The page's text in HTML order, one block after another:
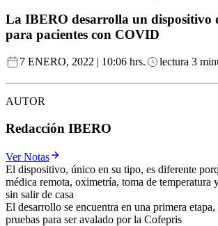
La IBERO desarrolla un dispositivo
para pacientes con COVID
7 ENERO, 2022 | 10:06 hrs. lectura 3
AUTOR
Redacción IBERO
Ver Notas
El dispositivo, único en su tipo, es diferente
médica remota, oximetría, toma de temperatura
sin salir de casa
El desarrollo se encuentra en una primera
pruebas para ser avalado por la Cofepris